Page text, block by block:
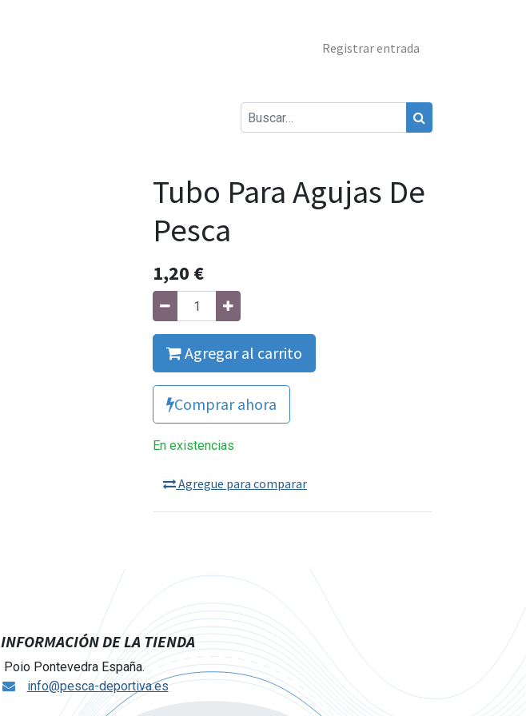
Registrar entrada
Tubo Para Agujas De
Pesca
1,20 €
Agregar al carrito
Comprar ahora
En existencias
Agregue para comparar
INFORMACIÓN DE LA TIENDA
Poio Pontevedra España.
info@pesca-deportiva.es